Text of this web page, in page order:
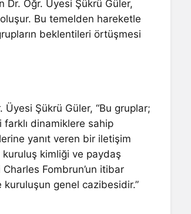
Dr. Öğr. Üyesi Şükrü Güler,
Bu temelden hareketle
beklentileri örtüşmesi
Üyesi Şükrü Güler, “Bu gruplar;
dinamiklere sahip
yanıt veren bir iletişim
kimliği ve paydaş
Fombrun’un itibar
kuruluşun genel cazibesidir.”